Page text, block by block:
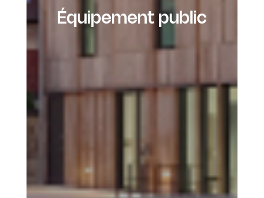
Équipement public